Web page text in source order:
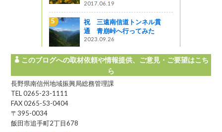
祝 三遠南信道トンネル貫
通 青崩峠へ行ってみた
信濃町の焼とうもろこ
林農園
このブログへの取材依頼や情報提供、ご意見・ご要望はこち
ら
長野県南信州地域振興局総務管理課
TEL 0265-23-1111
FAX 0265-53-0404
〒395-0034
飯田市追手町2丁目678